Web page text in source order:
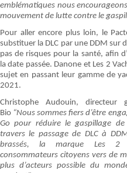
emblématiques nous
mouvement de lutte contre le
Pour aller encore plus loin, le
substituer la DLC par une DDM sur
pas de risques pour la santé, afin
la date passée. Danone et Les 2
sujet en passant leur gamme de
2021.
Christophe Audouin, directeur
Bio “Nous sommes fiers d’être
Go pour réduire le gaspillage
travers le passage de DLC à
brassés, la marque Les 2
consommateurs citoyens vers de
plus d’acteurs possible du